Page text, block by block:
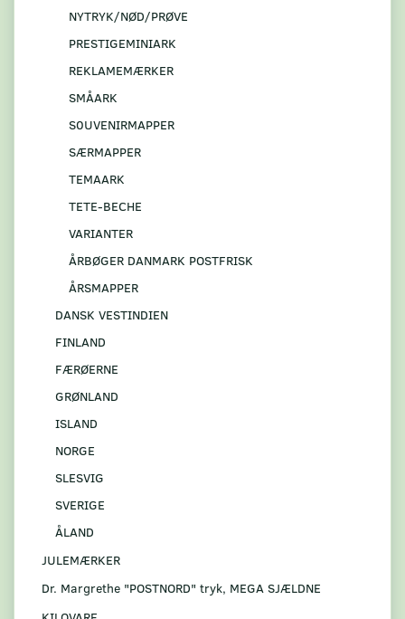
NYTRYK/NØD/PRØVE
PRESTIGEMINIARK
REKLAMEMÆRKER
SMÅARK
S0UVENIRMAPPER
SÆRMAPPER
TEMAARK
TETE-BECHE
VARIANTER
ÅRBØGER DANMARK POSTFRISK
ÅRSMAPPER
DANSK VESTINDIEN
FINLAND
FÆRØERNE
GRØNLAND
ISLAND
NORGE
SLESVIG
SVERIGE
ÅLAND
JULEMÆRKER
Dr. Margrethe "POSTNORD" tryk, MEGA SJÆLDNE